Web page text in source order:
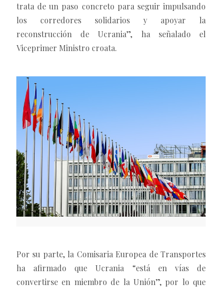
trata de un paso concreto para seguir impulsando
los corredores solidarios y apoyar la
reconstrucción de Ucrania”, ha señalado el
Viceprimer Ministro croata.
Por su parte, la Comisaria Europea de Transportes
ha afirmado que Ucrania “está en vías de
convertirse en miembro de la Unión”, por lo que